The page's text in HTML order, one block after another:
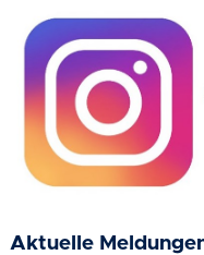
Aktuelle